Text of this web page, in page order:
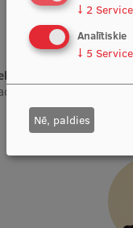
↓ 2
Analītiskie
↓ 5
Nē, paldies